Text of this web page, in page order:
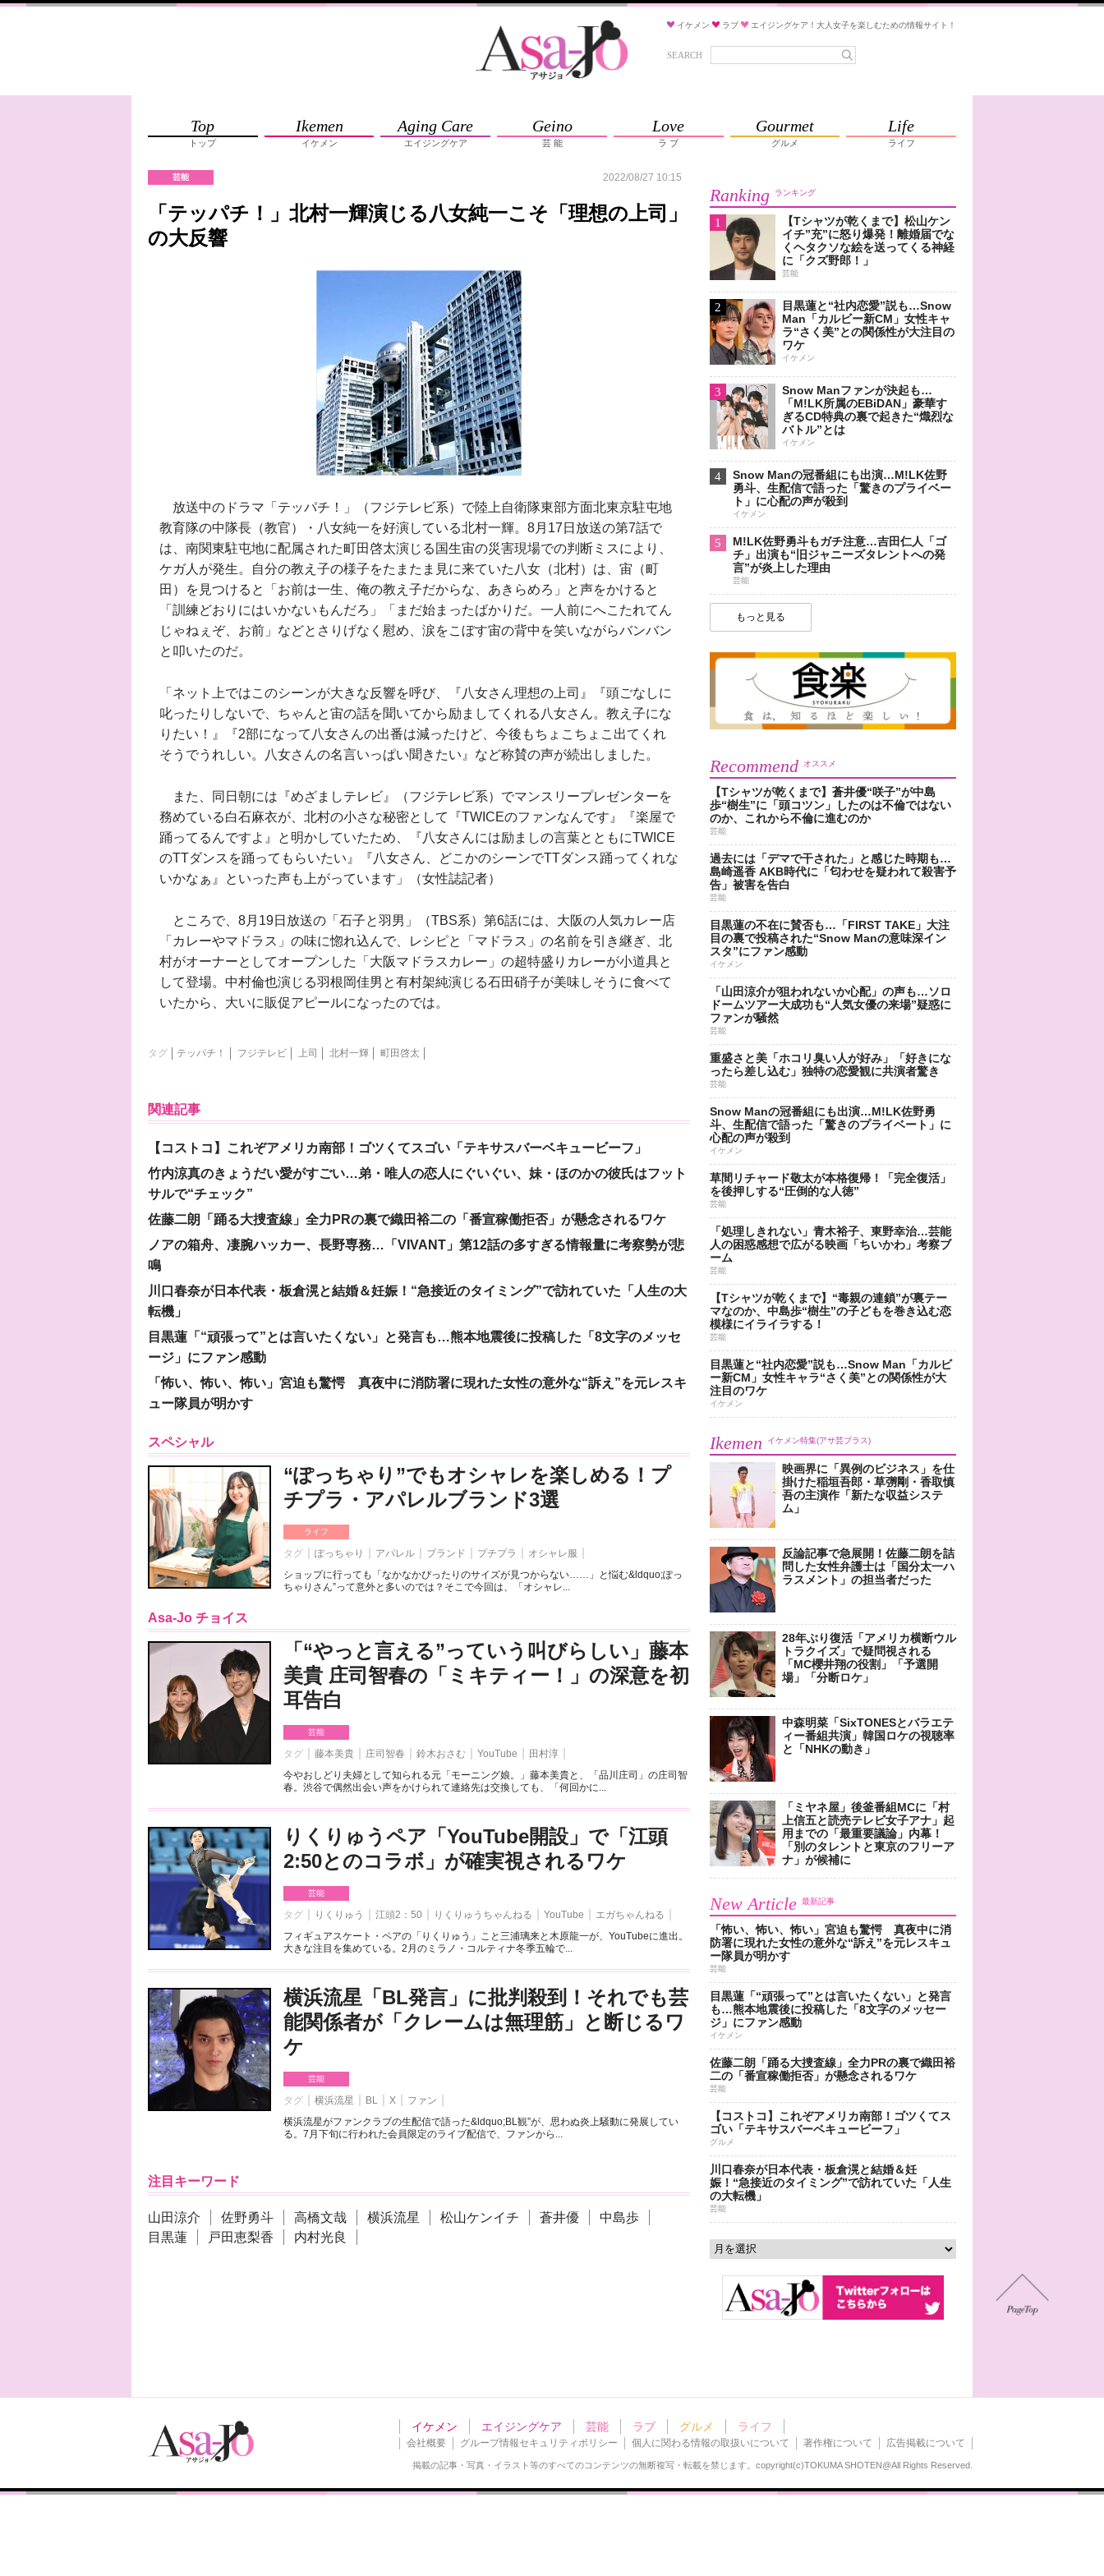
イケメン ラブ エイジングケア！大人女子を楽しむための情報サイト！
SEARCH
Top
トップ
Ikemen
イケメン
Aging Care
エイジングケア
Geino
芸 能
Love
ラ ブ
Gourmet
グルメ
Life
ライフ
芸能 2022/08/27 10:15
「テッパチ！」北村一輝演じる八女純一こそ「理想の上司」
の大反響
放送中のドラマ「テッパチ！」（フジテレビ系）で陸上自衛隊東部方面北東京駐屯地
教育隊の中隊長（教官）・八女純一を好演している北村一輝。8月17日放送の第7話で
は、南関東駐屯地に配属された町田啓太演じる国生宙の災害現場での判断ミスにより、
ケガ人が発生。自分の教え子の様子をたまたま見に来ていた八女（北村）は、宙（町
田）を見つけると「お前は一生、俺の教え子だからな、あきらめろ」と声をかけると
「訓練どおりにはいかないもんだろ」「まだ始まったばかりだ。一人前にへこたれてん
じゃねぇぞ、お前」などとさりげなく慰め、涙をこぼす宙の背中を笑いながらバンバン
と叩いたのだ。
「ネット上ではこのシーンが大きな反響を呼び、『八女さん理想の上司』『頭ごなしに
叱ったりしないで、ちゃんと宙の話を聞いてから励ましてくれる八女さん。教え子にな
りたい！』『2部になって八女さんの出番は減ったけど、今後もちょこちょこ出てくれ
そうでうれしい。八女さんの名言いっぱい聞きたい』など称賛の声が続出しました。
また、同日朝には『めざましテレビ』（フジテレビ系）でマンスリープレゼンターを
務めている白石麻衣が、北村の小さな秘密として『TWICEのファンなんです』『楽屋で
踊ってるんですよ』と明かしていたため、『八女さんには励ましの言葉とともにTWICE
のTTダンスを踊ってもらいたい』『八女さん、どこかのシーンでTTダンス踊ってくれな
いかなぁ』といった声も上がっています」（女性誌記者）
ところで、8月19日放送の「石子と羽男」（TBS系）第6話には、大阪の人気カレー店
「カレーやマドラス」の味に惚れ込んで、レシピと「マドラス」の名前を引き継ぎ、北
村がオーナーとしてオープンした「大阪マドラスカレー」の超特盛りカレーが小道具と
して登場。中村倫也演じる羽根岡佳男と有村架純演じる石田硝子が美味しそうに食べて
いたから、大いに販促アピールになったのでは。
タグ テッパチ！ フジテレビ 上司 北村一輝 町田啓太
関連記事
【コストコ】これぞアメリカ南部！ゴツくてスゴい「テキサスバーベキュービーフ」
竹内涼真のきょうだい愛がすごい…弟・唯人の恋人にぐいぐい、妹・ほのかの彼氏はフット
サルで“チェック”
佐藤二朗「踊る大捜査線」全力PRの裏で織田裕二の「番宣稼働拒否」が懸念されるワケ
ノアの箱舟、凄腕ハッカー、長野専務…「VIVANT」第12話の多すぎる情報量に考察勢が悲
鳴
川口春奈が日本代表・板倉滉と結婚＆妊娠！“急接近のタイミング”で訪れていた「人生の大
転機」
目黒蓮「“頑張って”とは言いたくない」と発言も…熊本地震後に投稿した「8文字のメッセ
ージ」にファン感動
「怖い、怖い、怖い」宮迫も驚愕 真夜中に消防署に現れた女性の意外な“訴え”を元レスキ
ュー隊員が明かす
スペシャル
“ぽっちゃり”でもオシャレを楽しめる！プ
チプラ・アパレルブランド3選
ライフ
タグ ぽっちゃり アパレル ブランド プチプラ
オシャレ服
ショップに行っても「なかなかぴったりのサイズが見つからない……」と悩む&ldquo;ぽっ
ちゃりさん”って意外と多いのでは？そこで今回は、「オシャレ...
Asa-Jo チョイス
「“やっと言える”っていう叫びらしい」藤本
美貴 庄司智春の「ミキティー！」の深意を初
耳告白
芸能
タグ 藤本美貴 庄司智春 鈴木おさむ YouTube
田村淳
今やおしどり夫婦として知られる元「モーニング娘。」藤本美貴と、「品川庄司」の庄司智
春。渋谷で偶然出会い声をかけられて連絡先は交換しても、「何回かに...
りくりゅうペア「YouTube開設」で「江頭
2:50とのコラボ」が確実視されるワケ
芸能
タグ りくりゅう 江頭2：50 りくりゅうちゃんねる YouTube
エガちゃんねる
フィギュアスケート・ペアの「りくりゅう」こと三浦璃来と木原龍一が、YouTubeに進出。
大きな注目を集めている。2月のミラノ・コルティナ冬季五輪で...
横浜流星「BL発言」に批判殺到！それでも芸
能関係者が「クレームは無理筋」と断じるワ
ケ
芸能
タグ 横浜流星 BL X
ファン
横浜流星がファンクラブの生配信で語った&ldquo;BL観”が、思わぬ炎上騒動に発展してい
る。7月下旬に行われた会員限定のライブ配信で、ファンから...
注目キーワード
山田涼介 佐野勇斗 高橋文哉 横浜流星 松山ケンイチ 蒼井優
中島歩
目黒蓮
戸田恵梨香 内村光良
Ranking ランキング
1
【Tシャツが乾くまで】松山ケン
イチ”充”に怒り爆発！離婚届でな
くヘタクソな絵を送ってくる神経
に「クズ野郎！」
芸能
2
目黒蓮と“社内恋愛”説も…Snow
Man「カルビー新CM」女性キャ
ラ“さく美”との関係性が大注目の
ワケ
イケメン
3
Snow Manファンが決起も…
「M!LK所属のEBiDAN」豪華す
ぎるCD特典の裏で起きた“熾烈な
バトル”とは
イケメン
4
Snow Manの冠番組にも出演…M!LK佐野
勇斗、生配信で語った「驚きのプライベー
ト」に心配の声が殺到
イケメン
5
M!LK佐野勇斗もガチ注意…吉田仁人「ゴ
チ」出演も“旧ジャニーズタレントへの発
言”が炎上した理由
芸能
もっと見る
Recommend オススメ
【Tシャツが乾くまで】蒼井優“咲子”が中島
歩“樹生”に「頭コツン」したのは不倫ではない
のか、これから不倫に進むのか
芸能
過去には「デマで干された」と感じた時期も…
島崎遥香 AKB時代に「匂わせを疑われて殺害予
告」被害を告白
芸能
目黒蓮の不在に賛否も…「FIRST TAKE」大注
目の裏で投稿された“Snow Manの意味深イン
スタ”にファン感動
イケメン
「山田涼介が狙われないか心配」の声も…ソロ
ドームツアー大成功も“人気女優の来場”疑惑に
ファンが騒然
芸能
重盛さと美「ホコリ臭い人が好み」「好きにな
ったら差し込む」独特の恋愛観に共演者驚き
芸能
Snow Manの冠番組にも出演…M!LK佐野勇
斗、生配信で語った「驚きのプライベート」に
心配の声が殺到
イケメン
草間リチャード敬太が本格復帰！「完全復活」
を後押しする“圧倒的な人徳”
芸能
「処理しきれない」青木裕子、東野幸治…芸能
人の困惑感想で広がる映画「ちいかわ」考察ブ
ーム
芸能
【Tシャツが乾くまで】“毒親の連鎖”が裏テー
マなのか、中島歩“樹生”の子どもを巻き込む恋
模様にイライラする！
芸能
目黒蓮と“社内恋愛”説も…Snow Man「カルビ
ー新CM」女性キャラ“さく美”との関係性が大
注目のワケ
イケメン
Ikemen イケメン特集(アサ芸プラス)
映画界に「異例のビジネス」を仕
掛けた稲垣吾郎・草彅剛・香取慎
吾の主演作「新たな収益システ
ム」
反論記事で急展開！佐藤二朗を詰
問した女性弁護士は「国分太一ハ
ラスメント」の担当者だった
28年ぶり復活「アメリカ横断ウル
トラクイズ」で疑問視される
「MC櫻井翔の役割」「予選開
場」「分断ロケ」
中森明菜「SixTONESとバラエテ
ィー番組共演」韓国ロケの視聴率
と「NHKの動き」
「ミヤネ屋」後釜番組MCに「村
上信五と読売テレビ女子アナ」起
用までの「最重要議論」内幕！
「別のタレントと東京のフリーア
ナ」が候補に
New Article 最新記事
「怖い、怖い、怖い」宮迫も驚愕 真夜中に消
防署に現れた女性の意外な“訴え”を元レスキュ
ー隊員が明かす
芸能
目黒蓮「“頑張って”とは言いたくない」と発言
も…熊本地震後に投稿した「8文字のメッセー
ジ」にファン感動
イケメン
佐藤二朗「踊る大捜査線」全力PRの裏で織田裕
二の「番宣稼働拒否」が懸念されるワケ
芸能
【コストコ】これぞアメリカ南部！ゴツくてス
ゴい「テキサスバーベキュービーフ」
グルメ
川口春奈が日本代表・板倉滉と結婚＆妊
娠！“急接近のタイミング”で訪れていた「人生
の大転機」
芸能
イケメン エイジングケア 芸能 ラブ グルメ ライフ
会社概要 グループ情報セキュリティポリシー 個人に関わる情報の取扱いについて 著作権について 広告掲載について
掲載の記事・写真・イラスト等のすべてのコンテンツの無断複写・転載を禁じます。 copyright(c)TOKUMA SHOTEN@All Rights Reserved.